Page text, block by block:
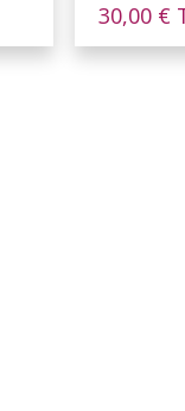
30,00 €